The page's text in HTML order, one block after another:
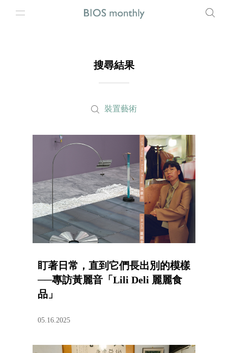
搜尋結果
裝置藝術
盯著日常，直到它們長出別的模樣
──專訪黃麗音「Lili Deli 麗麗食
品」
05.16.2025